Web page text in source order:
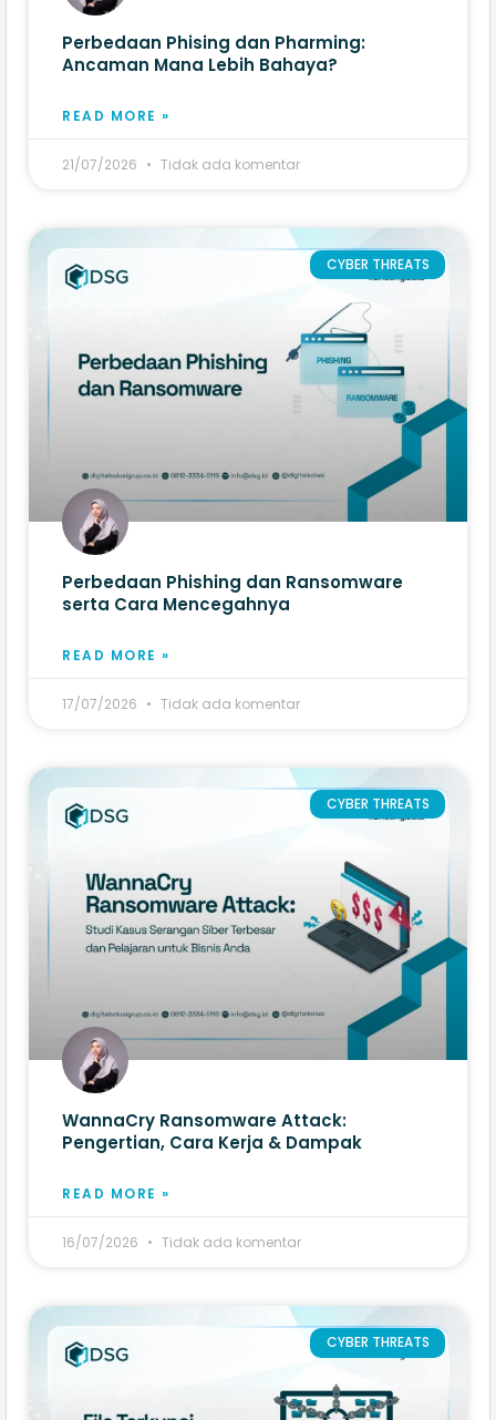
Perbedaan Phising dan Pharming:
Ancaman Mana Lebih Bahaya?
READ MORE »
21/07/2026 Tidak ada komentar
CYBER THREATS
Perbedaan Phishing dan Ransomware
serta Cara Mencegahnya
READ MORE »
17/07/2026 Tidak ada komentar
CYBER THREATS
WannaCry Ransomware Attack:
Pengertian, Cara Kerja & Dampak
READ MORE »
16/07/2026 Tidak ada komentar
CYBER THREATS